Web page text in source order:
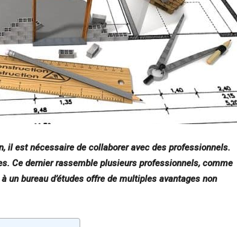
il est nécessaire de collaborer avec des professionnels.
Ce dernier rassemble plusieurs professionnels, comme
bureau d’études offre de multiples avantages non